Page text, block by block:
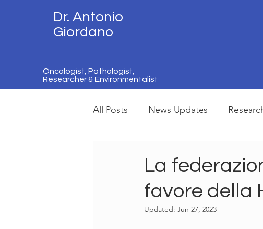
Dr. Antonio
Giordano
Oncologist, Pathologist,
Researcher & Environmentalist
All Posts News Updates
La
favore della
Updated: Jun 27, 2023